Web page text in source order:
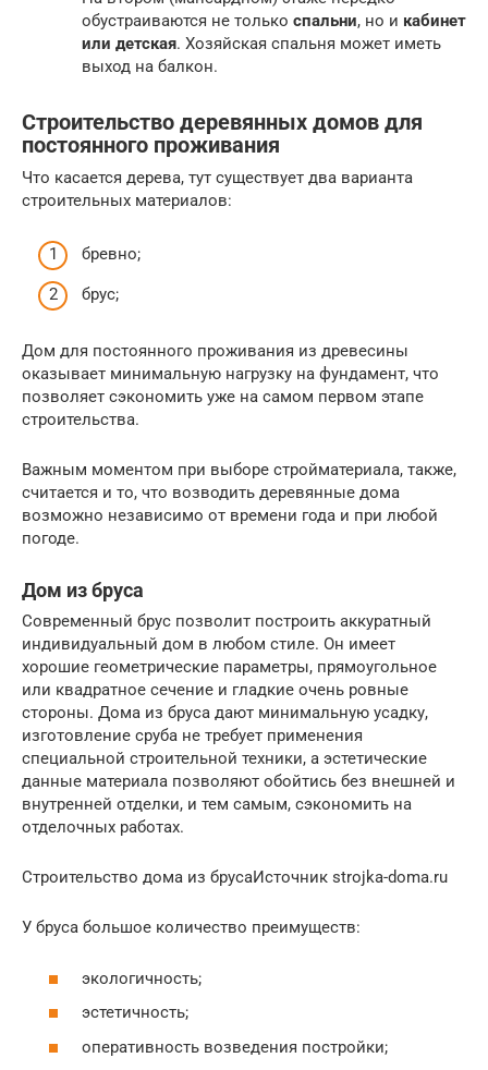
обустраиваются не только спальни, но и кабинет
или детская. Хозяйская спальня может иметь
выход на балкон.
Строительство деревянных домов для
постоянного проживания
Что касается дерева, тут существует два варианта
строительных материалов:
бревно;
брус;
Дом для постоянного проживания из древесины
оказывает минимальную нагрузку на фундамент, что
позволяет сэкономить уже на самом первом этапе
строительства.
Важным моментом при выборе стройматериала, также,
считается и то, что возводить деревянные дома
возможно независимо от времени года и при любой
погоде.
Дом из бруса
Современный брус позволит построить аккуратный
индивидуальный дом в любом стиле. Он имеет
хорошие геометрические параметры, прямоугольное
или квадратное сечение и гладкие очень ровные
стороны. Дома из бруса дают минимальную усадку,
изготовление сруба не требует применения
специальной строительной техники, а эстетические
данные материала позволяют обойтись без внешней и
внутренней отделки, и тем самым, сэкономить на
отделочных работах.
Строительство дома из брусаИсточник strojka-doma.ru
У бруса большое количество преимуществ:
экологичность;
эстетичность;
оперативность возведения постройки;